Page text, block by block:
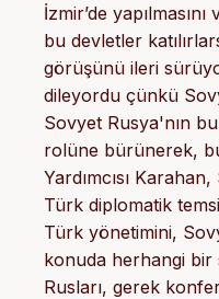
İzmir’de
bu devletler
görüşünü ileri
dileyordu çünkü
Sovyet Rusya'nın
rolüne bürünerek,
Yardımcısı
Türk diplomatik
Türk yönetimini,
konuda herhangi bir
Rusları, gerek